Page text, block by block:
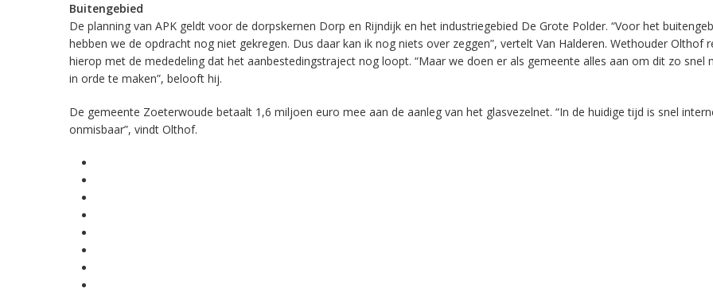
Buitengebied
De planning van APK geldt voor de dorpskernen Dorp en Rijndijk en het industriegebied De Grote Polder. “Voor het
hebben we de opdracht nog niet gekregen. Dus daar kan ik nog niets over zeggen”, vertelt Van Halderen. Wethouder Olthof
hierop met de mededeling dat het aanbestedingstraject nog loopt. “Maar we doen er als gemeente alles aan om dit zo snel
in orde te maken”, belooft hij.
De gemeente Zoeterwoude betaalt 1,6 miljoen euro mee aan de aanleg van het glasvezelnet. “In de huidige tijd is snel
onmisbaar”, vindt Olthof.